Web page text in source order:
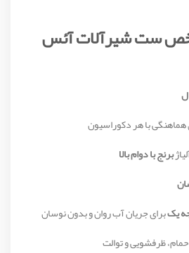
ست شیرآلات آئس
با هر دکوراسیون
برنج با دوام بالا
یکبرای جریان آب روان و بدون نوسان
ظرفشویی و توالت